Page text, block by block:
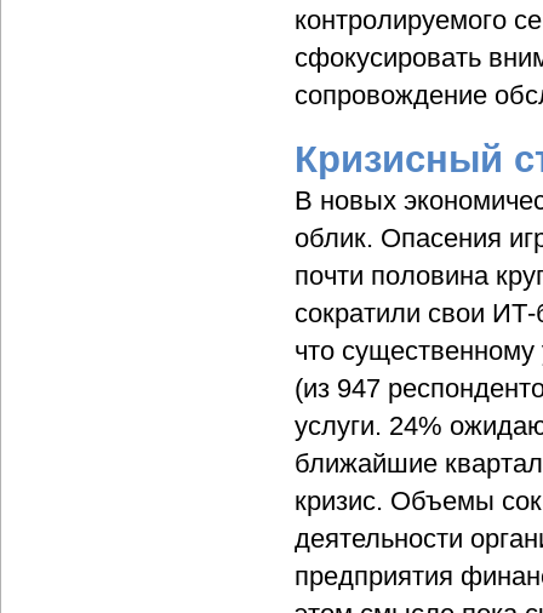
контролируемого
сфокусировать
сопровождение
Кризисный
В новых
облик. Опасения
почти половина
сократили свои
что
(из 947
услуги. 24%
ближайшие
кризис. Объемы
деятельности
предприятия